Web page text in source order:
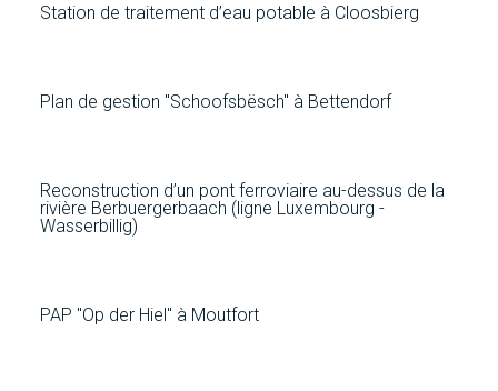
Station de traitement d’eau potable à Cloosbierg
Plan de gestion "Schoofsbësch" à Bettendorf
Reconstruction d’un pont ferroviaire au-dessus de la
rivière Berbuergerbaach (ligne Luxembourg -
Wasserbillig)
PAP "Op der Hiel" à Moutfort